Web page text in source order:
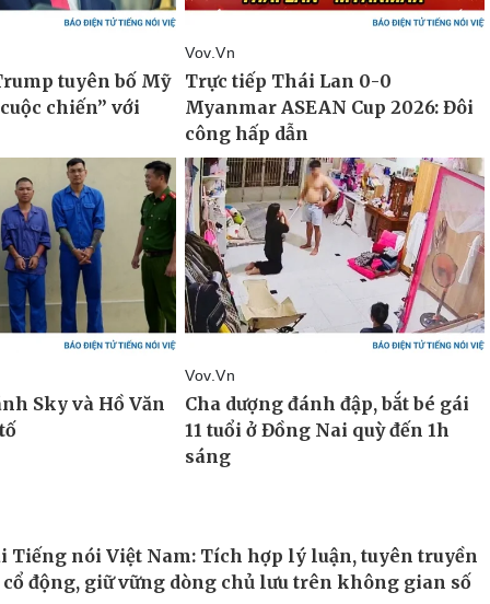
Tiếng nói Việt Nam: Tích hợp lý luận, tuyên truyền
cổ động, giữ vững dòng chủ lưu trên không gian số